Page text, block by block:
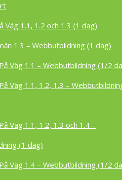
Väg 1.1, 1.2 och 1.3 (1 dag)
1.3 – Webbutbildning (1 dag)
Väg 1.1 – Webbutbildning (1/2
Väg 1.1, 1.2, 1.3 –
Väg 1.1, 1.2, 1.3 och 1.4 –
(1 dag)
Väg 1.4 – Webbutbildning (1/2